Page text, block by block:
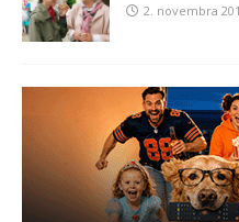
2. novembra